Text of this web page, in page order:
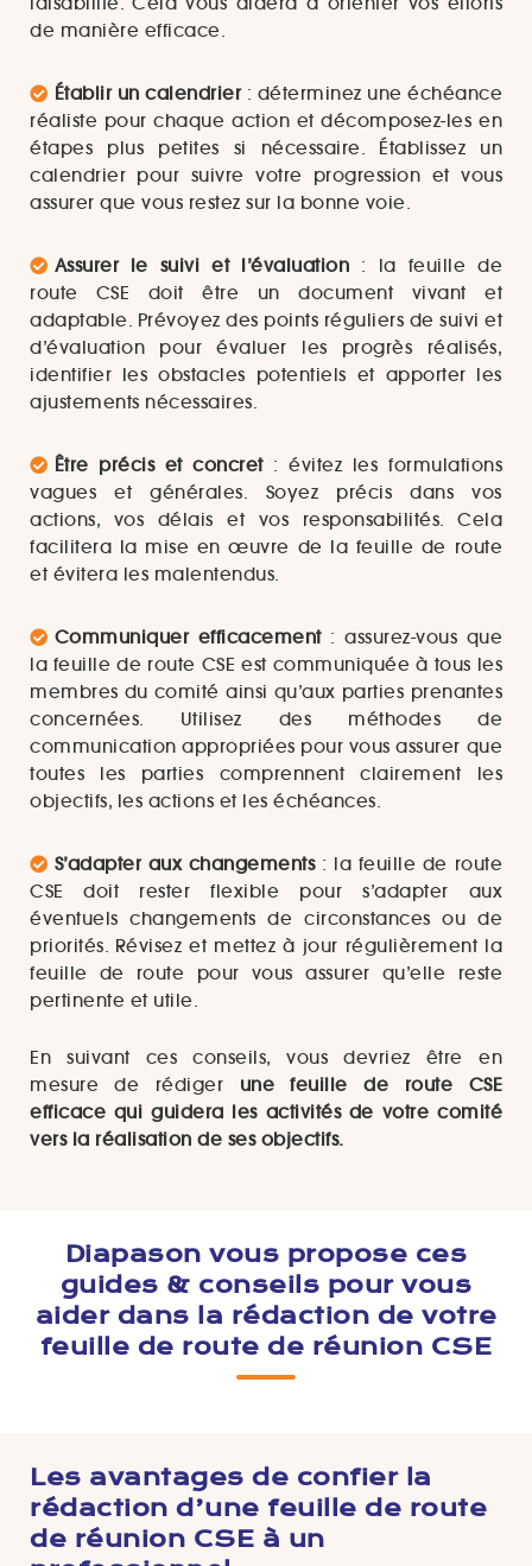
de manière efficace.
Établir un calendrier : déterminez une échéance
réaliste pour chaque action et décomposez-les en
étapes plus petites si nécessaire. Établissez un
calendrier pour suivre votre progression et vous
assurer que vous restez sur la bonne voie.
Assurer le suivi et l’évaluation : la feuille de
route CSE doit être un document vivant et
adaptable. Prévoyez des points réguliers de suivi et
d’évaluation pour évaluer les progrès réalisés,
identifier les obstacles potentiels et apporter les
ajustements nécessaires.
Être précis et concret: évitez les formulations
vagues et générales. Soyez précis dans vos
actions, vos délais et vos responsabilités. Cela
facilitera la mise en œuvre de la feuille de route
et évitera les malentendus.
Communiquer efficacement: assurez-vous que
la feuille de route CSE est communiquée à tous les
membres du comité ainsi qu’aux parties prenantes
concernées. Utilisez des méthodes de
communication appropriées pour vous assurer que
toutes les parties comprennent clairement les
objectifs, les actions et les échéances.
S’adapter aux changements: la feuille de route
CSE doit rester flexible pour s’adapter aux
éventuels changements de circonstances ou de
priorités. Révisez et mettez à jour régulièrement la
feuille de route pour vous assurer qu’elle reste
pertinente et utile.
En suivant ces conseils, vous devriez être en
mesure de rédiger une feuille de route CSE
efficace qui guidera les activités de votre comité
vers la réalisation de ses objectifs.
Diapason vous propose ces
guides & conseils pour vous
aider dans la rédaction de votre
feuille de route de réunion CSE
Les avantages de confier la
rédaction d’une feuille de route
de réunion CSE à un